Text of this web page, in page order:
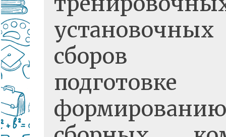
установочных
сборов
формированию